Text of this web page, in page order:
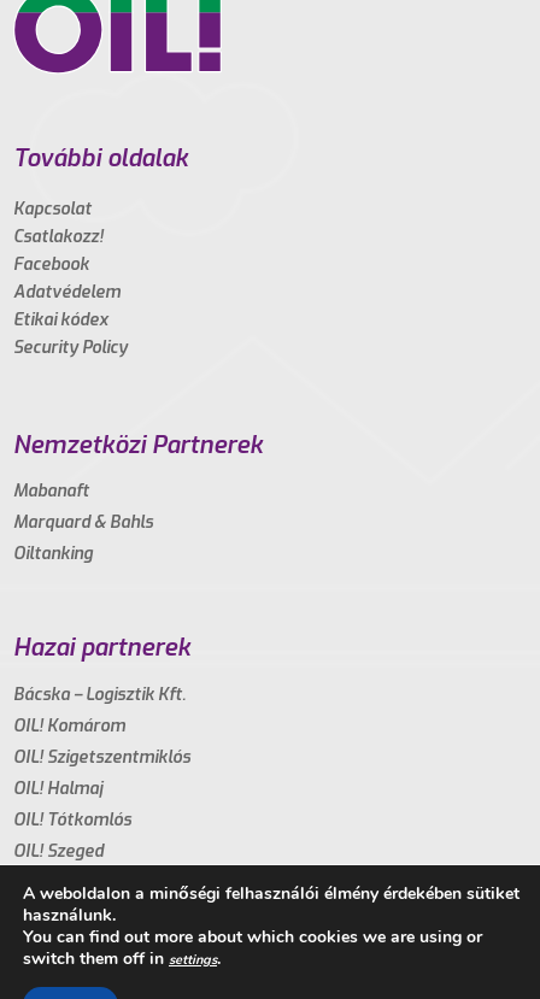
További oldalak
Kapcsolat
Csatlakozz!
Facebook
Adatvédelem
Etikai kódex
Security Policy
Nemzetközi Partnerek
Mabanaft
Marquard & Bahls
Oiltanking
Hazai partnerek
Bácska – Logisztik Kft.
OIL! Komárom
OIL! Szigetszentmiklós
OIL! Halmaj
OIL! Tótkomlós
OIL! Szeged
Copyright 2021. - Minden jog fenntartva
A weboldalon a minőségi felhasználói élmény érdekében sütiket
használunk.
You can find out more about which cookies we are using or
switch them off in settings.